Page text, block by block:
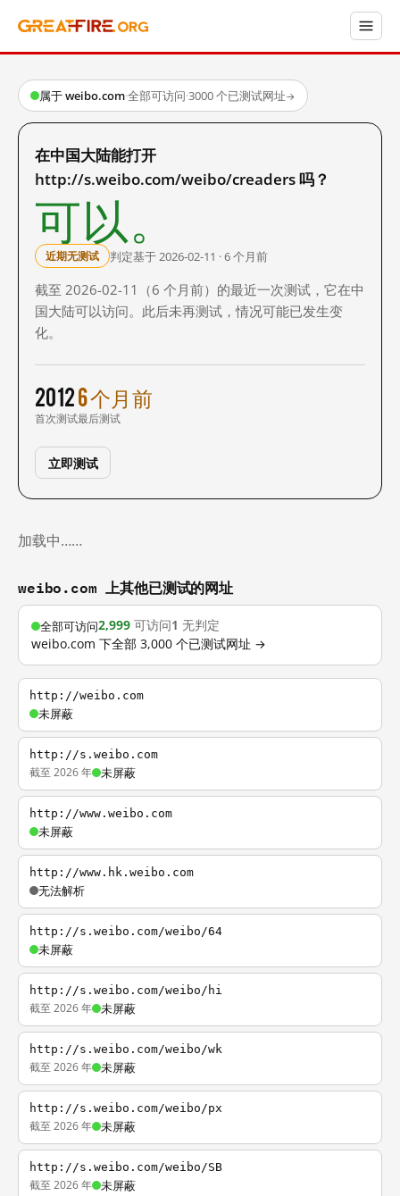
属于 weibo.com·全部可访问·3000 个已测试网址→
在中国大陆能打开
http://s.weibo.com/weibo/creaders 吗？
可以。
近期无测试 判定基于 2026-02-11 · 6 个月前
截至 2026-02-11（6 个月前）的最近一次测试，它在中
国大陆可以访问。此后未再测试，情况可能已发生变
化。
2012
首次测试
6 个月前
最后测试
立即测试
加载中……
weibo.com 上其他已测试的网址
全部可访问2,999 可访问1 无判定
weibo.com 下全部 3,000 个已测试网址 →
http://weibo.com
未屏蔽
http://s.weibo.com
截至 2026 年 未屏蔽
http://www.weibo.com
未屏蔽
http://www.hk.weibo.com
无法解析
http://s.weibo.com/weibo/64
未屏蔽
http://s.weibo.com/weibo/hi
截至 2026 年 未屏蔽
http://s.weibo.com/weibo/wk
截至 2026 年 未屏蔽
http://s.weibo.com/weibo/px
截至 2026 年 未屏蔽
http://s.weibo.com/weibo/SB
截至 2026 年 未屏蔽